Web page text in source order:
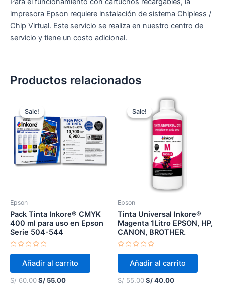
impresora Epson requiere instalación de sistema Chipless /
Chip Virtual. Este servicio se realiza en nuestro centro de
servicio y tiene un costo adicional.
Productos relacionados
Sale!
Sale!
Epson
Pack Tinta Inkore® CMYK
400 ml para uso en Epson
Serie 504-544
Valorado
de
5
Añadir al carrito
S/60.00
price
was:
S/ 60.00.
S/ 55.00
is:
S/ 55.00.
Sale!
Sale!
Epson
Tinta Universal Inkore®
Magenta 1Litro EPSON, HP,
CANON, BROTHER.
Valorado
de
5
Añadir al carrito
S/55.00
Original
price
was:
S/ 55.00.
S/40.00
Current
price
is:
S/ 40.00.